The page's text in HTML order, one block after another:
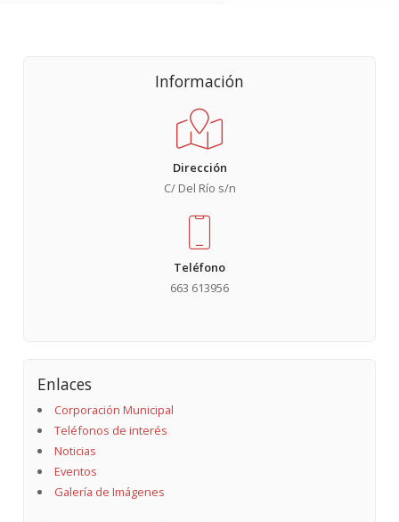
Información
Dirección
C/ Del Río s/n
Teléfono
663 613956
Enlaces
Corporación Municipal
Teléfonos de interés
Noticias
Eventos
Galería de Imágenes